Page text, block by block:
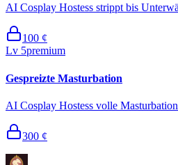
AI Cosplay Hostess strippt bis
100 ¢
Lv 5premium
Gespreizte Masturbation
AI Cosplay Hostess volle
300 ¢